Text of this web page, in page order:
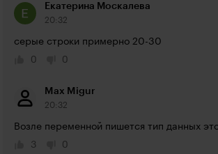
Екатерина Москалева
20:32
серые строки примерно 20-30
0
0
Max Migur
20:32
Возле переменной пишется тип данных
3
0